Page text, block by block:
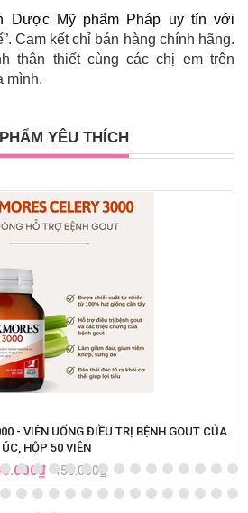
Dược Mỹ phẩm Pháp uy tín với
Cam kết chỉ bán hàng chính hãng.
thân thiết cùng các chị em trên
mình.
YÊU THÍCH
- VIÊN UỐNG ĐIỀU TRỊ BỆNH GOUT CỦA
ÚC, HỘP 50 VIÊN
450.000₫